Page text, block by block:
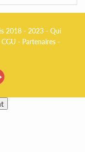
2018 - 2023 - Qui
CGU - Partenaires -